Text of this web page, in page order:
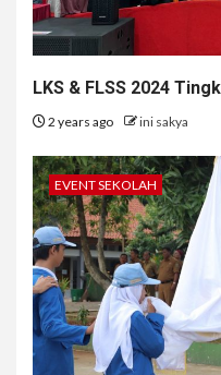
LKS & FLSS 2024
2 years ago ini sakya
EVENT SEKOLAH